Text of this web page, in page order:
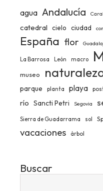
agua Andalucía
catedral cielo ciudad
España flor
La Barrosa León macro
museo
parque planta playa
río Sancti Petri Segovia
Sierra de Guadarrama sol
vacaciones árbol
Buscar